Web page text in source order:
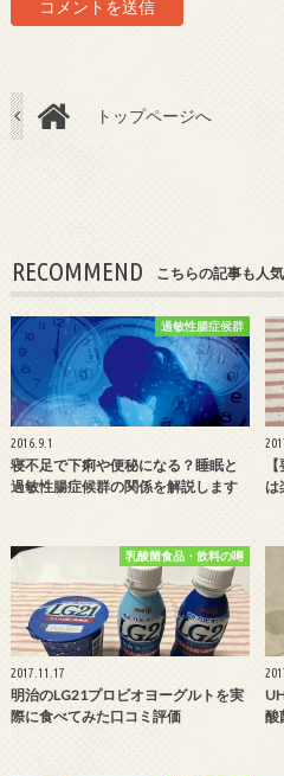
トップページへ
RECOMMEND こちらの記事も人気
過敏性腸症候群
2016.9.1
寝不足で下痢や便秘になる？睡眠と
過敏性腸症候群の関係を解説します
は
乳酸菌食品・飲料の噂
2017.11.17
明治のLG21プロビオヨーグルトを実
際に食べてみた口コミ評価
酸